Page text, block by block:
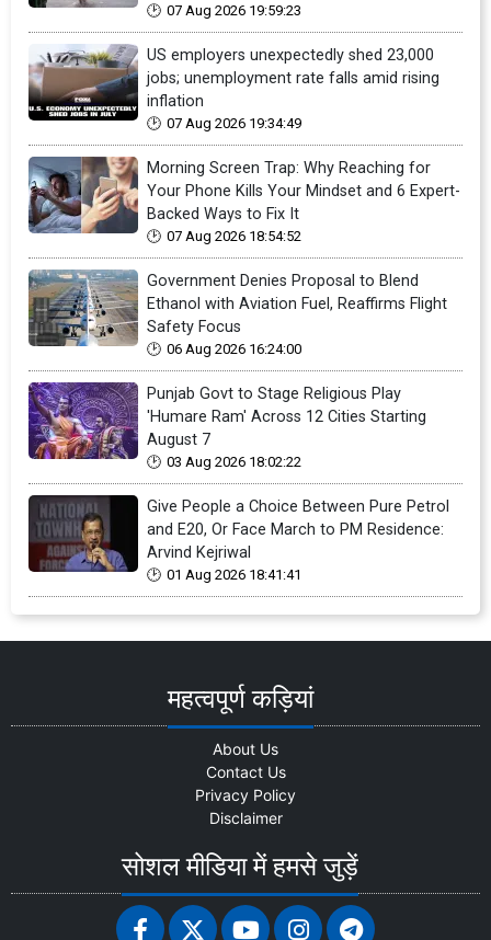
07 Aug 2026 19:59:23
US employers unexpectedly shed 23,000
jobs; unemployment rate falls amid rising
inflation
07 Aug 2026 19:34:49
Morning Screen Trap: Why Reaching for
Your Phone Kills Your Mindset and 6 Expert-
Backed Ways to Fix It
07 Aug 2026 18:54:52
Government Denies Proposal to Blend
Ethanol with Aviation Fuel, Reaffirms Flight
Safety Focus
06 Aug 2026 16:24:00
Punjab Govt to Stage Religious Play
'Humare Ram' Across 12 Cities Starting
August 7
03 Aug 2026 18:02:22
Give People a Choice Between Pure Petrol
and E20, Or Face March to PM Residence:
Arvind Kejriwal
01 Aug 2026 18:41:41
महत्वपूर्ण कड़ियां
About Us
Contact Us
Privacy Policy
Disclaimer
सोशल मीडिया में हमसे जुड़ें